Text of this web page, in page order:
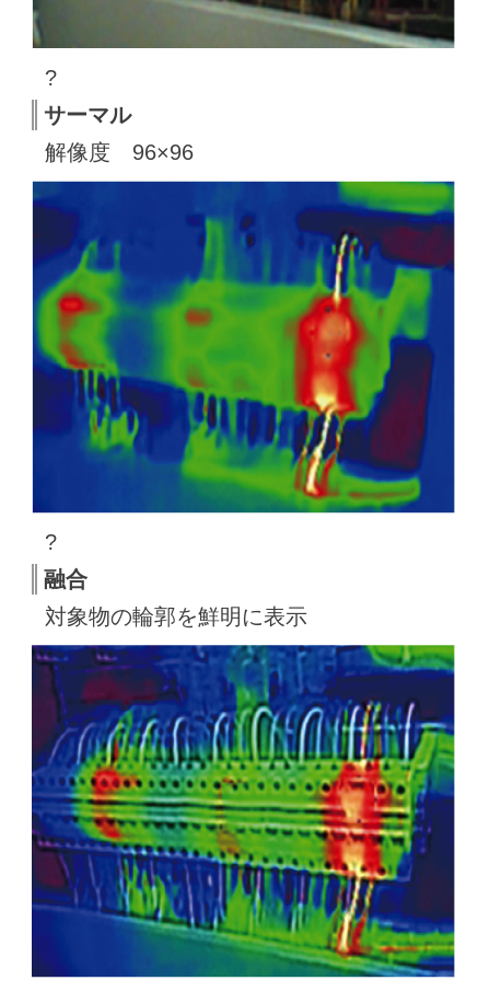
?
サーマル
解像度 96×96
?
融合
対象物の輪郭を鮮明に表示